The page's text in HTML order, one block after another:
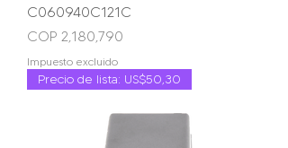
C060940C121C
Precio
COP 2,180,790
Impuesto excluido
Precio de lista: US$50,30